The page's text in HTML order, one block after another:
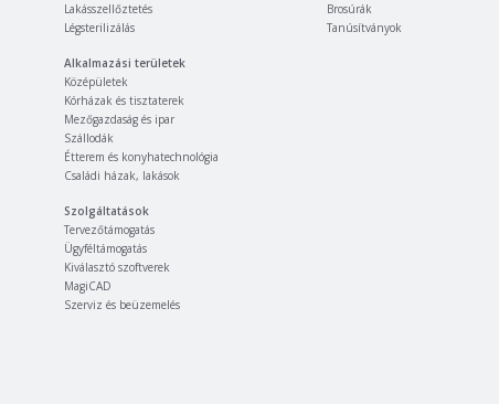
Lakásszellőztetés
Légsterilizálás
Alkalmazási területek
Középületek
Kórházak és tisztaterek
Mezőgazdaság és ipar
Szállodák
Étterem és konyhatechnológia
Családi házak, lakások
Szolgáltatások
Tervezőtámogatás
Ügyféltámogatás
Kiválasztó szoftverek
MagiCAD
Szerviz és beüzemelés
Brosúrák
Tanúsítványok